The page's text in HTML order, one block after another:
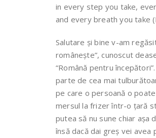
in every step you take,
and every breath you take
Salutare și bine v-am
românește”, cunoscut
“Română pentru
parte de cea mai
pe care o persoană o
mersul la frizer într-o țară
putea să nu sune chiar așa
însă dacă dai greș vei avea